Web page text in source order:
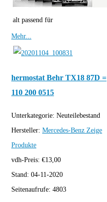
alt passend für
Mehr...
hermostat Behr TX18 87D =
110 200 0515
Unterkategorie: Neuteilebestand
Hersteller: Mercedes-Benz Zeige
Produkte
vdh-Preis: €13,00
Stand: 04-11-2020
Seitenaufrufe: 4803